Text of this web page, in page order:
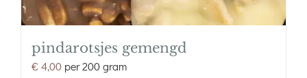
pindarotsjes gemengd
€4,00 per 200 gram